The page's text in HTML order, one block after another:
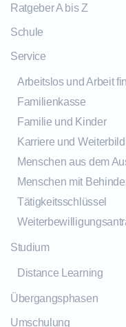
Ratgeber A bis Z
Schule
Service
Arbeitslos und Arbeit
Familienkasse
Familie und Kinder
Karriere und
Menschen aus dem
Menschen mit
Tätigkeitsschlüssel
Studium
Distance Learning
Übergangsphasen
Umschulung